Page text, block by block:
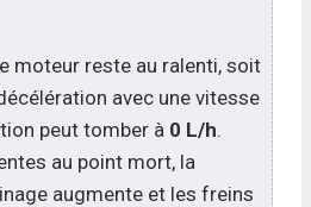
moteur reste au ralenti, soit
avec une vitesse
peut tomber à 0 L/h.
au point mort, la
augmente et les freins